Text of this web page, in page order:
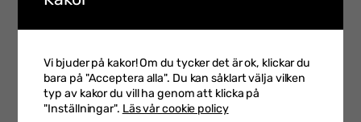
Tahmina har över 8 års erfarenhet och är rankad inom
området dataskydd av ledande rankningsinstitut för
advokater. Hon undervisar på Stockholms universitets
fördjupningskurs inom IT-rätt.
Vi bjuder på kakor! Om du tycker det är ok, klickar du
bara på "Acceptera alla". Du kan såklart välja vilken
typ av kakor du vill ha genom att klicka på
"Inställningar". Läs vår cookie policy